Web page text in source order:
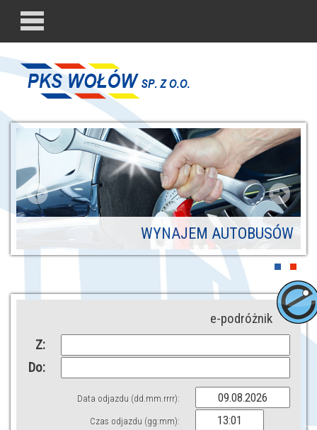
WYNAJEM AUTOBUSÓW
e-podróżnik
Z:
Do:
Data odjazdu (dd.mm.rrrr):
Czas odjazdu (gg:mm):